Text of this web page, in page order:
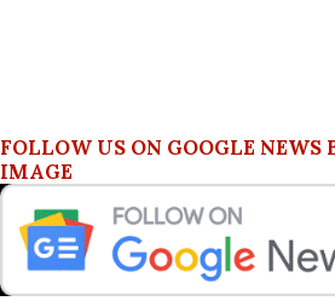
FOLLOW US ON GOOGLE
IMAGE